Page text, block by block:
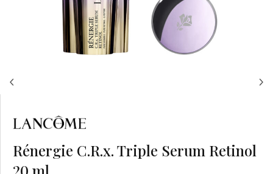
Rénergie C.R.x. Triple Serum Retinol